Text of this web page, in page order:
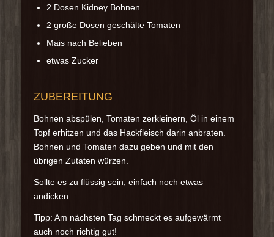
2 Dosen Kidney Bohnen
2 große Dosen geschälte Tomaten
Mais nach Belieben
etwas Zucker
ZUBEREITUNG
Bohnen abspülen, Tomaten zerkleinern, Öl in einem
Topf erhitzen und das Hackfleisch darin anbraten.
Bohnen und Tomaten dazu geben und mit den
übrigen Zutaten würzen.
Sollte es zu flüssig sein, einfach noch etwas
andicken.
Tipp: Am nächsten Tag schmeckt es aufgewärmt
auch noch richtig gut!